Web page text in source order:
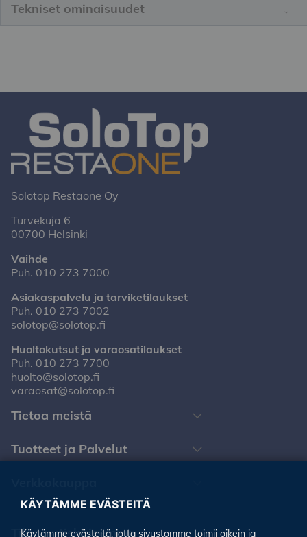
Tekniset ominaisuudet
Solotop Restaone Oy
Turvekuja 6
00700 Helsinki
Vaihde
Puh. 010 273 7000
Asiakaspalvelu ja tarviketilaukset
Puh. 010 273 7002
solotop@solotop.fi
Huoltokutsut ja varaosatilaukset
Puh. 010 273 7700
huolto@solotop.fi
varaosat@solotop.fi
Tietoa meistä
Tuotteet ja Palvelut
Tilaa uutiskirjeemme
KÄYTÄMME EVÄSTEITÄ
Käytämme evästeitä, jotta sivustomme toimii oikein ja